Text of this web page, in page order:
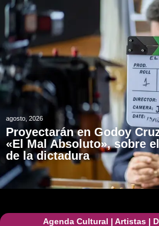
agosto, 2026
Proyectarán en Godoy
«El Mal Absoluto», sobre
de la dictadura
Agenda Cultural | Artistas |